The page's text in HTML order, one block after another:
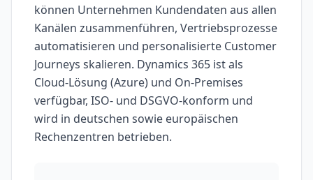
können Unternehmen Kundendaten aus allen
Kanälen zusammenführen, Vertriebsprozesse
automatisieren und personalisierte Customer
Journeys skalieren. Dynamics 365 ist als
Cloud-Lösung (Azure) und On-Premises
verfügbar, ISO- und DSGVO-konform und
wird in deutschen sowie europäischen
Rechenzentren betrieben.